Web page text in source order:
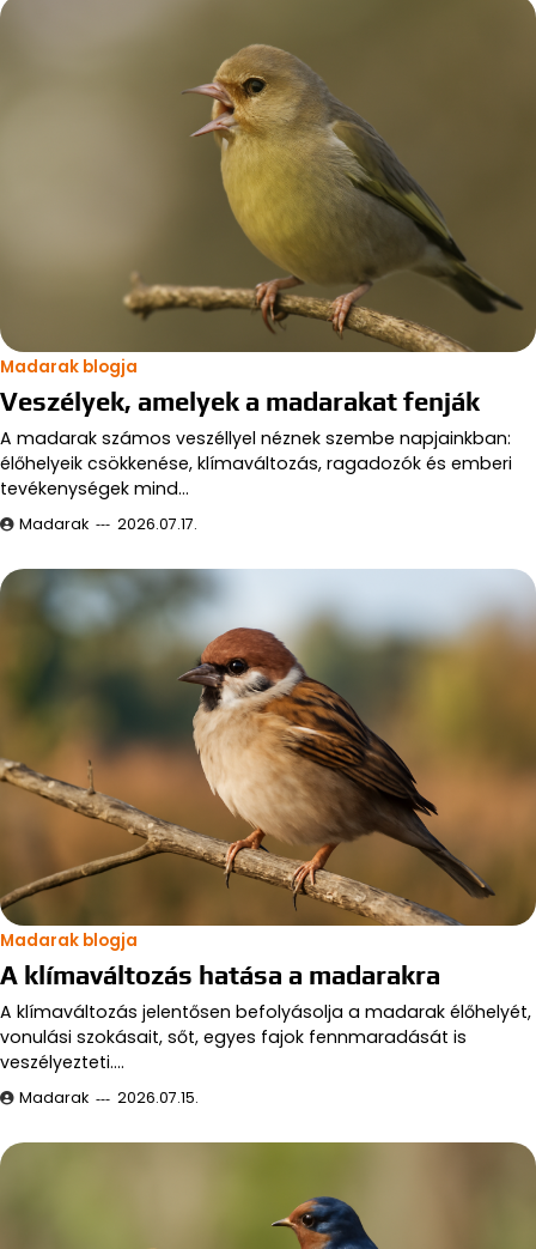
Madarak blogja
Veszélyek, amelyek a madarakat fenják
A madarak számos veszéllyel néznek szembe napjainkban:
élőhelyeik csökkenése, klímaváltozás, ragadozók és emberi
tevékenységek mind…
Madarak 2026.07.17.
Madarak blogja
A klímaváltozás hatása a madarakra
A klímaváltozás jelentősen befolyásolja a madarak élőhelyét,
vonulási szokásait, sőt, egyes fajok fennmaradását is
veszélyezteti.…
Madarak 2026.07.15.